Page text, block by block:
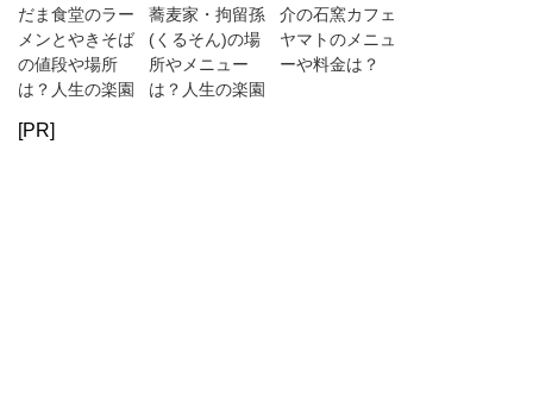
だま食堂のラー
メンとやきそば
の値段や場所
は？人生の楽園
蕎麦家・拘留孫
(くるそん)の場
所やメニュー
は？人生の楽園
介の石窯カフェ
ヤマトのメニュ
ーや料金は？
[PR]